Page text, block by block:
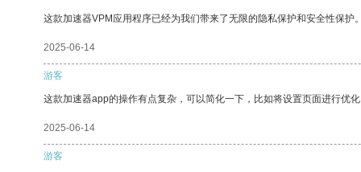
这款加速器VPM应用程序已经为我们带来了无限的隐私保护和安全性保护。
2025-06-14
游客
这款加速器app的操作有点复杂，可以简化一下，比如将设置页面进行优化
2025-06-14
游客